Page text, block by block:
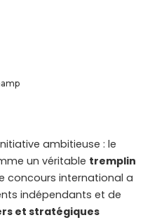
ambitieuse : le
un véritable tremplin
concours international a
indépendants et de
et stratégiques